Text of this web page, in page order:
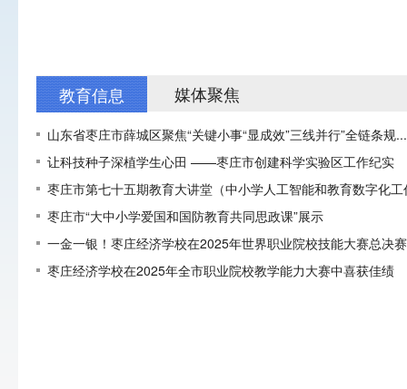
教育信息 媒体聚焦
山东省枣庄市薛城区聚焦“关键小事“显成效”三线并行”全链条规...
让科技种子深植学生心田 ——枣庄市创建科学实验区工作纪实
枣庄市第七十五期教育大讲堂（中小学人工智能和教育数字化
枣庄市“大中小学爱国和国防教育共同思政课”展示
一金一银！枣庄经济学校在2025年世界职业院校技能大赛总决
枣庄经济学校在2025年全市职业院校教学能力大赛中喜获佳绩